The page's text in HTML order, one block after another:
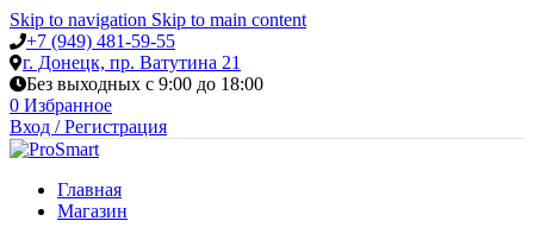
Skip to navigation Skip to main content
+7 (949) 481-59-55
г. Донецк, пр. Ватутина 21
Без выходных с 9:00 до 18:00
0 Избранное
Вход / Регистрация
Главная
Магазин